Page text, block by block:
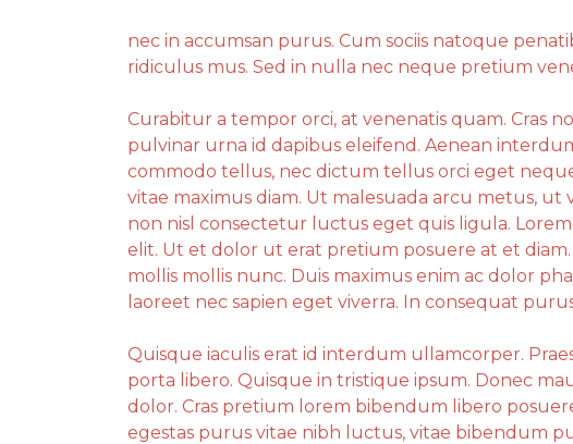
nec in accumsan purus. Cum sociis natoque
ridiculus mus. Sed in nulla nec neque pretium
Curabitur a tempor orci, at venenatis quam. Cras
pulvinar urna id dapibus eleifend. Aenean
commodo tellus, nec dictum tellus orci eget
vitae maximus diam. Ut malesuada arcu metus,
non nisl consectetur luctus eget quis ligula.
elit. Ut et dolor ut erat pretium posuere at et
mollis mollis nunc. Duis maximus enim ac dolor
laoreet nec sapien eget viverra. In consequat
Quisque iaculis erat id interdum ullamcorper.
porta libero. Quisque in tristique ipsum. Donec
dolor. Cras pretium lorem bibendum libero
egestas purus vitae nibh luctus, vitae bibendum